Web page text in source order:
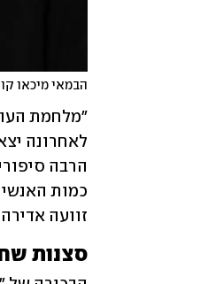
הבמאי מיכאו
זוועה
סצנות